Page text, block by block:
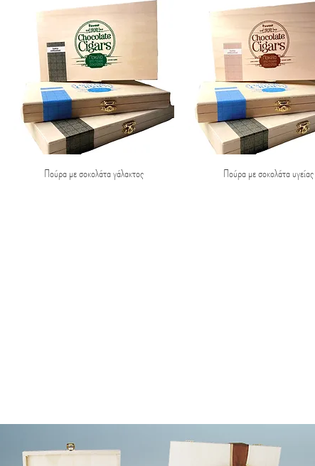
Quick View
Πούρα με σοκολάτα γάλακτος Quick View
Πούρα με σοκολάτα υγείας